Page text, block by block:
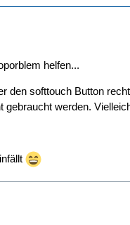
helfen...
den softtouch Button
werden.